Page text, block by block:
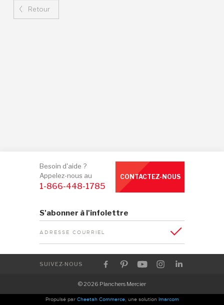
Retour
S'abonner à l'infolettre
ADRESSE COURRIEL
Besoin d'aide ?
Appelez-nous au
1-866-448-1785
CONTACTEZ-NOUS
© 2026 Planchers Mercier
SUIVEZ-NOUS
Propulsé par Cheetah Commerce, une solution Imarcom